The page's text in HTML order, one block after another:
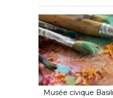
long du front de mer est
de la ville. Le long de la
également rejoindre l'un
clubs où vous trouverez
jeux et des parasols à
Musée civique